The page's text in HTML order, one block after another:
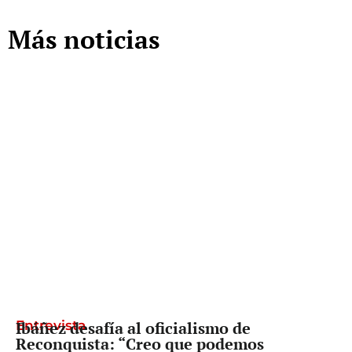
Más noticias
Entrevista
Ibáñez desafía al oficialismo de
Reconquista: “Creo que podemos